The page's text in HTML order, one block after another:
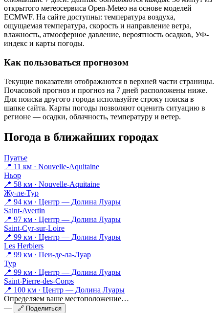
открытого метеосервиса Open-Meteo на основе моделей
ECMWF. На сайте доступны: температура воздуха,
ощущаемая температура, скорость и направление ветра,
влажность, атмосферное давление, вероятность осадков, УФ-
индекс и карты погоды.
Как пользоваться прогнозом
Текущие показатели отображаются в верхней части страницы.
Почасовой прогноз и прогноз на 7 дней расположены ниже.
Для поиска другого города используйте строку поиска в
шапке сайта. Карты погоды позволяют оценить ситуацию в
регионе — осадки, облачность, температуру и ветер.
Погода в ближайших городах
Пуатье
📍 11 км · Nouvelle-Aquitaine
Ньор
📍 58 км · Nouvelle-Aquitaine
Жу-ле-Тур
📍 94 км · Центр — Долина Луары
Saint-Avertin
📍 97 км · Центр — Долина Луары
Saint-Cyr-sur-Loire
📍 99 км · Центр — Долина Луары
Les Herbiers
📍 99 км · Пеи-де-ла-Луар
Тур
📍 99 км · Центр — Долина Луары
Saint-Pierre-des-Corps
📍 100 км · Центр — Долина Луары
Определяем ваше местоположение…
—
🔗 Поделиться